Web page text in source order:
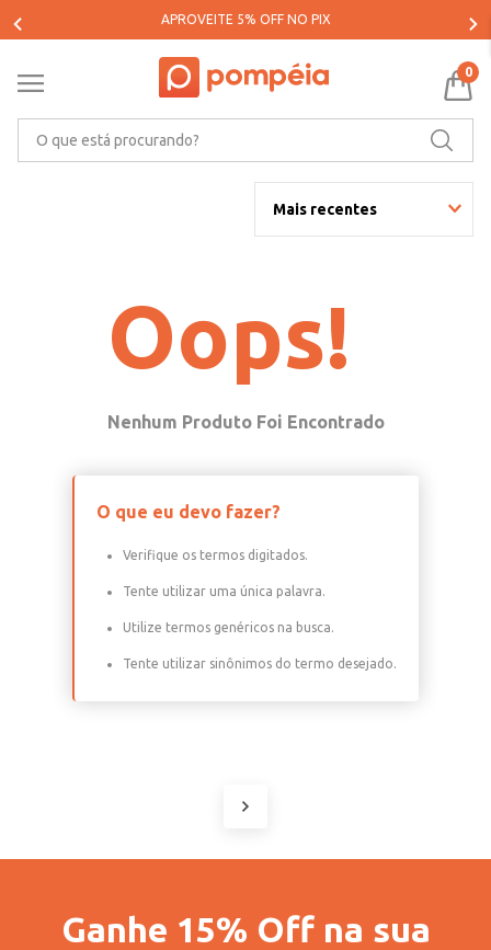
APROVEITE 5% OFF NO PIX
0
Mais recentes
Oops!
O que eu devo fazer?
Verifique os termos digitados.
Tente utilizar uma única palavra.
Utilize termos genéricos na busca.
Tente utilizar sinônimos do termo desejado.
Ganhe 15% Off na sua